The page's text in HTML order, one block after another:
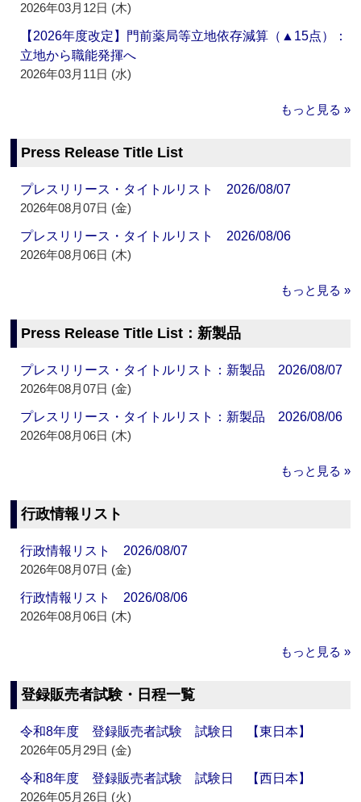
2026年03月12日 (木)
【2026年度改定】門前薬局等立地依存減算（▲15点）：
立地から職能発揮へ
2026年03月11日 (水)
もっと見る »
Press Release Title List
プレスリリース・タイトルリスト 2026/08/07
2026年08月07日 (金)
プレスリリース・タイトルリスト 2026/08/06
2026年08月06日 (木)
もっと見る »
Press Release Title List：新製品
プレスリリース・タイトルリスト：新製品 2026/08/07
2026年08月07日 (金)
プレスリリース・タイトルリスト：新製品 2026/08/06
2026年08月06日 (木)
もっと見る »
行政情報リスト
行政情報リスト 2026/08/07
2026年08月07日 (金)
行政情報リスト 2026/08/06
2026年08月06日 (木)
もっと見る »
登録販売者試験・日程一覧
令和8年度 登録販売者試験 試験日 【東日本】
2026年05月29日 (金)
令和8年度 登録販売者試験 試験日 【西日本】
2026年05月26日 (火)